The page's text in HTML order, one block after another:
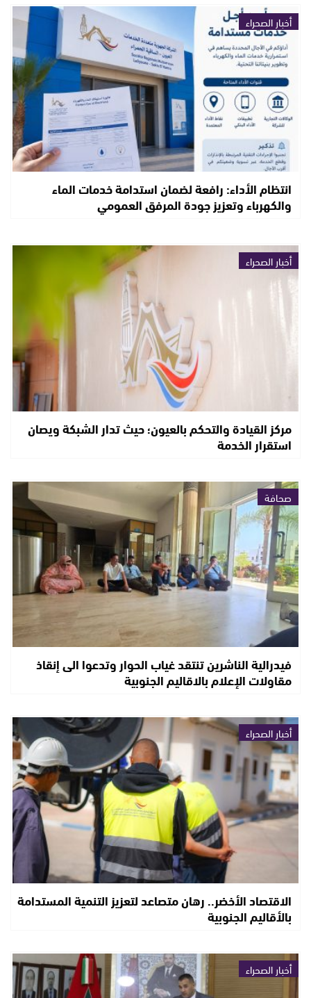
أخبار الصحراء
انتظام الأداء: رافعة لضمان استدامة خدمات الماء
والكهرباء وتعزيز جودة المرفق العمومي
أخبار الصحراء
مركز القيادة والتحكم بالعيون؛ حيث تدار الشبكة ويصان
استقرار الخدمة
صحافة
فيدرالية الناشرين تنتقد غياب الحوار وتدعوا الى إنقاذ
مقاولات الإعلام بالاقاليم الجنوبية
أخبار الصحراء
الاقتصاد الأخضر.. رهان متصاعد لتعزيز التنمية المستدامة
بالأقاليم الجنوبية
أخبار الصحراء